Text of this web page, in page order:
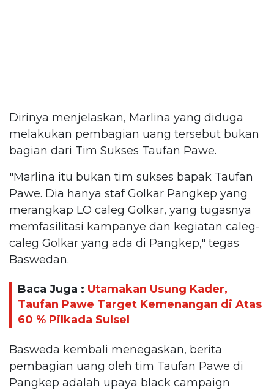
Dirinya menjelaskan, Marlina yang diduga
melakukan pembagian uang tersebut bukan
bagian dari Tim Sukses Taufan Pawe.
"Marlina itu bukan tim sukses bapak Taufan
Pawe. Dia hanya staf Golkar Pangkep yang
merangkap LO caleg Golkar, yang tugasnya
memfasilitasi kampanye dan kegiatan caleg-
caleg Golkar yang ada di Pangkep," tegas
Baswedan.
Baca Juga : Utamakan Usung Kader,
Taufan Pawe Target Kemenangan di Atas
60 % Pilkada Sulsel
Basweda kembali menegaskan, berita
pembagian uang oleh tim Taufan Pawe di
Pangkep adalah upaya black campaign